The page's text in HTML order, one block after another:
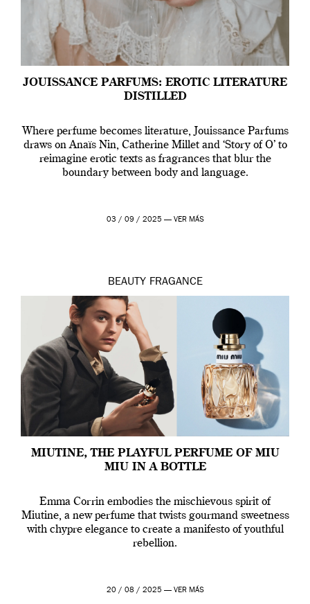
JOUISSANCE PARFUMS: EROTIC LITERATURE
DISTILLED
Where perfume becomes literature, Jouissance Parfums
draws on Anaïs Nin, Catherine Millet and ‘Story of O’ to
reimagine erotic texts as fragrances that blur the
boundary between body and language.
03 / 09 / 2025 — VER MÁS
BEAUTY FRAGANCE
MIUTINE, THE PLAYFUL PERFUME OF MIU
MIU IN A BOTTLE
Emma Corrin embodies the mischievous spirit of
Miutine, a new perfume that twists gourmand sweetness
with chypre elegance to create a manifesto of youthful
rebellion.
20 / 08 / 2025 — VER MÁS